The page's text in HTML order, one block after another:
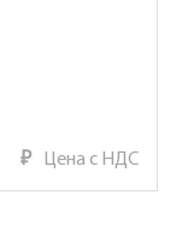
₽ Цена с НДС